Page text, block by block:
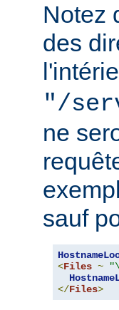
Notez
des
"/
ne
sauf
<Files ~
</Files>